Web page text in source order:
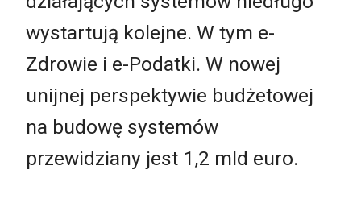
wystartują kolejne. W tym e-
Zdrowie i e-Podatki. W nowej
unijnej perspektywie budżetowej
na budowę systemów
przewidziany jest 1,2 mld euro.